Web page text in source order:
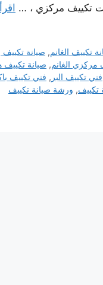
تكييف مركزي ، …
تكييف الغانم, صيانة تكييف
مركزي الغانم, صيانة تكييف
فني تكييف البر , فني تكييف
تكييف, ورشة صيانة تكييف